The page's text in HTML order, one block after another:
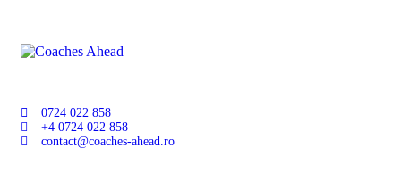
0724 022 858
+4 0724 022 858
contact@coaches-ahead.ro